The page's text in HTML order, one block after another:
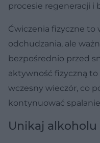
procesie regeneracji i
Ćwiczenia fizyczne to
odchudzania, ale
bezpośrednio przed
aktywność fizyczną
wczesny wieczór, co
kontynuować
Unikaj alkoholu